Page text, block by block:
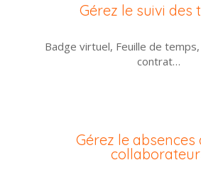
Gérez le suivi des
Badge virtuel, Feuille de
contrat…
Gérez le absences